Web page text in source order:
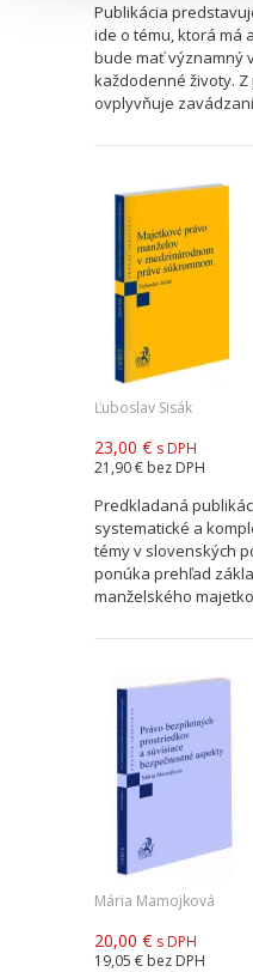
Publikácia
ide o tému, ktorá má
bude mať významný
každodenné životy.
ovplyvňuje
Ľuboslav Sisák
23,00 € s DPH
21,90 € bez DPH
Predkladaná
systematické a
témy v slovenských
ponúka prehľad
manželského
Mária Mamojková
20,00 € s DPH
19,05 € bez DPH